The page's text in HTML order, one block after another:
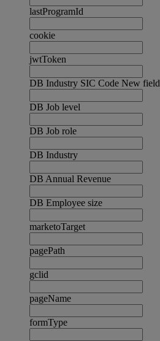
lastProgramId
cookie
jwtToken
DB Industry SIC Code New field
DB Job level
DB Job role
DB Industry
DB Annual Revenue
DB Employee size
marketoTarget
pagePath
gclid
pageName
formType